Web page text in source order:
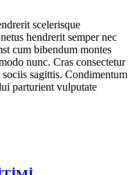
scelerisque
hendrerit semper nec
cum bibendum montes
nunc. Cras consectetur
sagittis. Condimentum
parturient vulputate